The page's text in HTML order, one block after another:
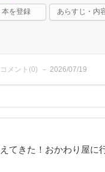
本を登録 あらすじ・内
コメント(0) 2026/07/19
てきた！おかわり屋に